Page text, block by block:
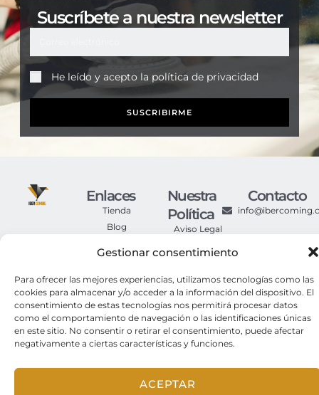
Gestionar consentimiento
Para ofrecer las mejores experiencias, utilizamos tecnologías como las
cookies para almacenar y/o acceder a la información del dispositivo. El
consentimiento de estas tecnologías nos permitirá procesar datos
como el comportamiento de navegación o las identificaciones únicas
en este sitio. No consentir o retirar el consentimiento, puede afectar
negativamente a ciertas características y funciones.
ACEPTAR
Suscríbete a nuestra newsletter
He leído y acepto la política de privacidad
SUSCRIBIRME
Enlaces
Tienda
Blog
Nuestra
Política
Aviso Legal
Política de
Privacidad
Cookies
Condiciones
Generales de
Compra
Contacto
© 2025. Iber Coming Todos los derechos reservados.